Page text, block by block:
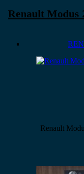
Renault Modus
Renault